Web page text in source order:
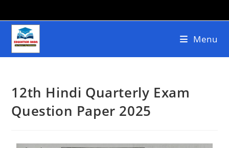
Menu
12th Hindi Quarterly Exam
Question Paper 2025